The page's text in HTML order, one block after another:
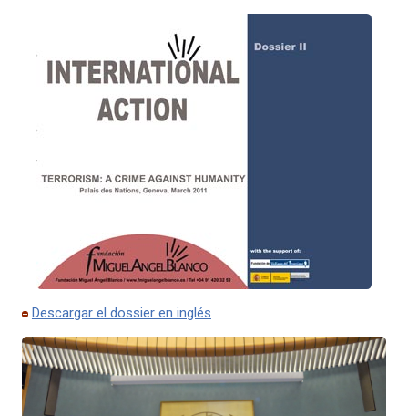
Descargar el dossier en inglés